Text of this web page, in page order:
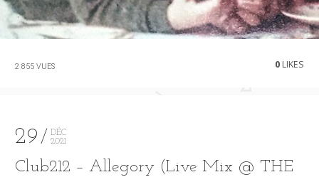
2 855 VUES 0LIKES
29
DÉC
2021
Club212 – Allegory (Live Mix @ THE